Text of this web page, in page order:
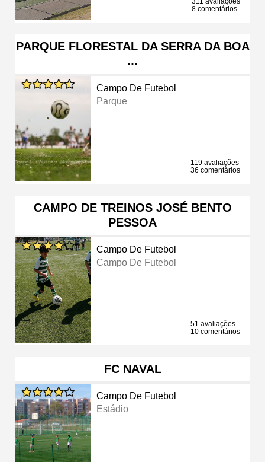
8 comentários
PARQUE FLORESTAL DA SERRA DA BOA
…
Campo De Futebol
Parque
119 avaliações
36 comentários
CAMPO DE TREINOS JOSÉ BENTO
PESSOA
Campo De Futebol
Campo De Futebol
51 avaliações
10 comentários
FC NAVAL
Campo De Futebol
Estádio